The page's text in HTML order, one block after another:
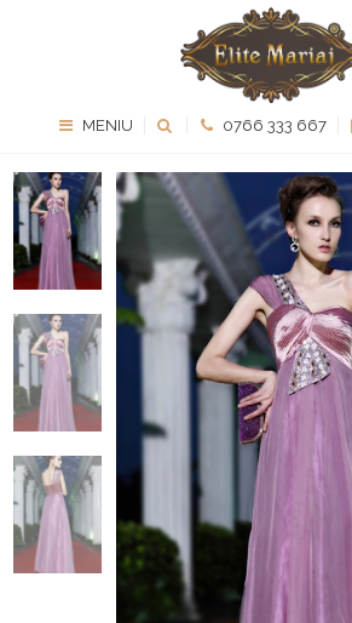
MENIU 0766 333 667